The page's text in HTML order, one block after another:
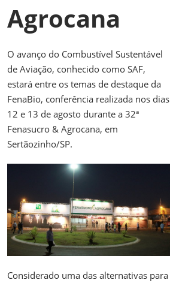
Agrocana
O avanço do Combustível Sustentável
de Aviação, conhecido como SAF,
estará entre os temas de destaque da
FenaBio, conferência realizada nos dias
12 e 13 de agosto durante a 32ª
Fenasucro & Agrocana, em
Sertãozinho/SP.
Considerado uma das alternativas para